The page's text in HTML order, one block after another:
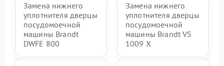
Замена нижнего
уплотнителя дверцы
посудомоечной
машины Brandt
DWFE 800
Замена нижнего
уплотнителя дверцы
посудомоечной
машины Brandt VS
1009 X